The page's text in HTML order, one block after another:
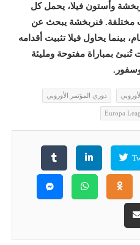
وأستون فيلا، يحمل كل
مختلفة. فنربخشة يبحث عن
العام، بينما يحاول فيلا تثبيت أقدامه
بمباراة مفتوحة ومليئة
دوري المؤتمر الأوروبي
Europa